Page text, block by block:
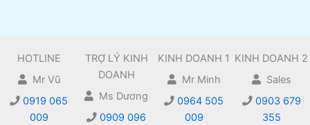
HOTLINE
Mr Vũ
0919 065
009
TRỢ LÝ KINH
DOANH
Ms Dương
0909 096
KINH DOANH 1
Mr Minh
0964 505
009
KINH DOANH 2
Sales
0903 679
355